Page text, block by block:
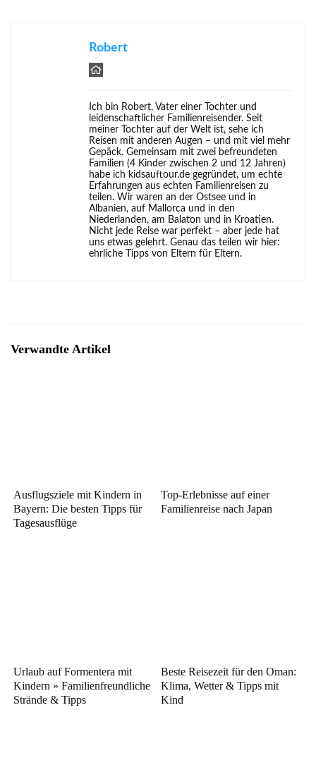
Robert
Ich bin Robert, Vater einer Tochter und
leidenschaftlicher Familienreisender. Seit
meiner Tochter auf der Welt ist, sehe ich
Reisen mit anderen Augen – und mit viel mehr
Gepäck. Gemeinsam mit zwei befreundeten
Familien (4 Kinder zwischen 2 und 12 Jahren)
habe ich kidsauftour.de gegründet, um echte
Erfahrungen aus echten Familienreisen zu
teilen. Wir waren an der Ostsee und in
Albanien, auf Mallorca und in den
Niederlanden, am Balaton und in Kroatien.
Nicht jede Reise war perfekt – aber jede hat
uns etwas gelehrt. Genau das teilen wir hier:
ehrliche Tipps von Eltern für Eltern.
Verwandte Artikel
Ausflugsziele mit Kindern in
Bayern: Die besten Tipps für
Tagesausflüge
Top-Erlebnisse auf einer
Familienreise nach Japan
Urlaub auf Formentera mit
Kindern » Familienfreundliche
Strände & Tipps
Beste Reisezeit für den Oman:
Klima, Wetter & Tipps mit
Kind